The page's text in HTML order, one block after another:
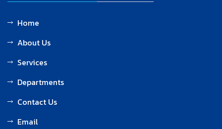
Home
About Us
Services
Departments
Contact Us
Email